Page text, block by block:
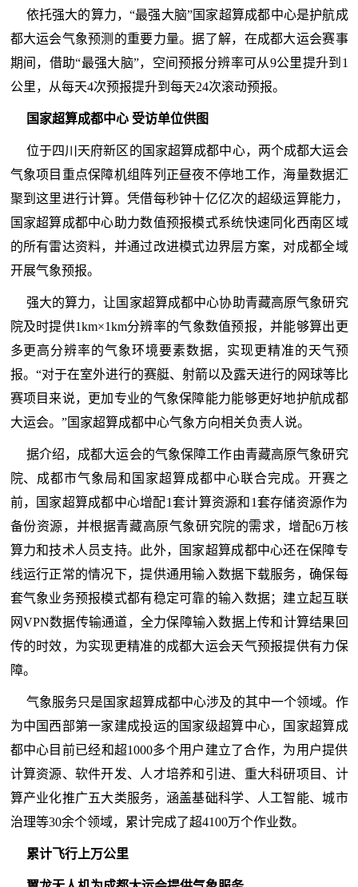
依托强大的算力，“最强大脑”国家超算成都中心是护航成
都大运会气象预测的重要力量。据了解，在成都大运会赛事
期间，借助“最强大脑”，空间预报分辨率可从9公里提升到1
公里，从每天4次预报提升到每天24次滚动预报。
国家超算成都中心 受访单位供图
位于四川天府新区的国家超算成都中心，两个成都大运会
气象项目重点保障机组阵列正昼夜不停地工作，海量数据汇
聚到这里进行计算。凭借每秒钟十亿亿次的超级运算能力，
国家超算成都中心助力数值预报模式系统快速同化西南区域
的所有雷达资料，并通过改进模式边界层方案，对成都全域
开展气象预报。
强大的算力，让国家超算成都中心协助青藏高原气象研究
院及时提供1km×1km分辨率的气象数值预报，并能够算出更
多更高分辨率的气象环境要素数据，实现更精准的天气预
报。“对于在室外进行的赛艇、射箭以及露天进行的网球等比
赛项目来说，更加专业的气象保障能力能够更好地护航成都
大运会。”国家超算成都中心气象方向相关负责人说。
据介绍，成都大运会的气象保障工作由青藏高原气象研究
院、成都市气象局和国家超算成都中心联合完成。开赛之
前，国家超算成都中心增配1套计算资源和1套存储资源作为
备份资源，并根据青藏高原气象研究院的需求，增配6万核
算力和技术人员支持。此外，国家超算成都中心还在保障专
线运行正常的情况下，提供通用输入数据下载服务，确保每
套气象业务预报模式都有稳定可靠的输入数据；建立起互联
网VPN数据传输通道，全力保障输入数据上传和计算结果回
传的时效，为实现更精准的成都大运会天气预报提供有力保
障。
气象服务只是国家超算成都中心涉及的其中一个领域。作
为中国西部第一家建成投运的国家级超算中心，国家超算成
都中心目前已经和超1000多个用户建立了合作，为用户提供
计算资源、软件开发、人才培养和引进、重大科研项目、计
算产业化推广五大类服务，涵盖基础科学、人工智能、城市
治理等30余个领域，累计完成了超4100万个作业数。
累计飞行上万公里